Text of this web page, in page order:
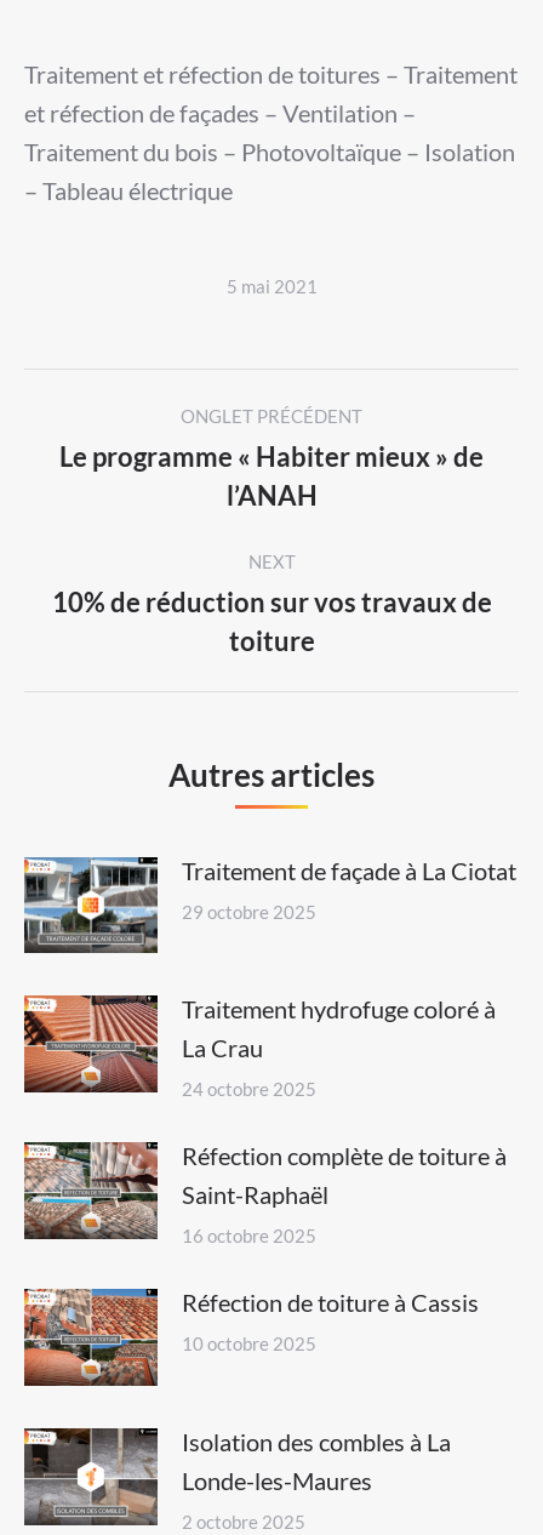
Traitement et réfection de toitures – Traitement
et réfection de façades – Ventilation –
Traitement du bois – Photovoltaïque – Isolation
– Tableau électrique
5 mai 2021
navigation
ONGLET PRÉCÉDENT
Previous
post:
Le programme « Habiter mieux » de
l’ANAH
NEXT
Next
post:
10% de réduction sur vos travaux de
toiture
Autres articles
Traitement de façade à La Ciotat
29 octobre 2025
Traitement hydrofuge coloré à
La Crau
24 octobre 2025
Réfection complète de toiture à
Saint-Raphaël
16 octobre 2025
Réfection de toiture à Cassis
10 octobre 2025
Isolation des combles à La
Londe-les-Maures
2 octobre 2025